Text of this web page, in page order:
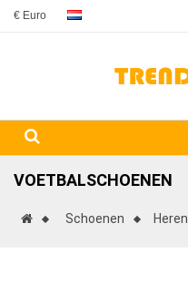
€ Euro
VOETBALSCHOENEN
Schoenen Heren